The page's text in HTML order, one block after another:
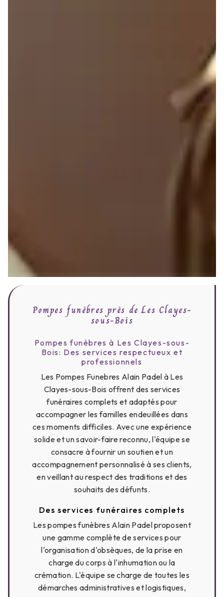
Pompes funèbres près de Les Clayes-
sous-Bois
Pompes funèbres à Les Clayes-sous-
Bois: Des services respectueux et
professionnels
Les Pompes Funebres Alain Padel à Les
Clayes-sous-Bois offrent des services
funéraires complets et adaptés pour
accompagner les familles endeuillées dans
ces moments difficiles. Avec une expérience
solide et un savoir-faire reconnu, l'équipe se
consacre à fournir un soutien et un
accompagnement personnalisé à ses clients,
en veillant au respect des traditions et des
souhaits des défunts.
Des services funéraires complets
Les pompes funèbres Alain Padel proposent
une gamme complète de services pour
l'organisation d'obsèques, de la prise en
charge du corps à l'inhumation ou la
crémation. L'équipe se charge de toutes les
démarches administratives et logistiques,